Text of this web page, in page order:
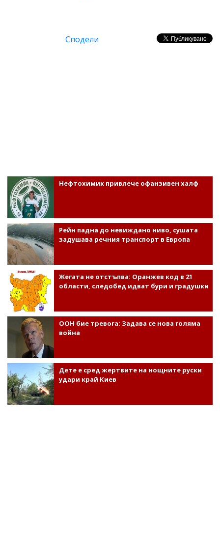
Сподели
Нефтохимик привлече офанзивен халф
Рейн падна до невиждано ниво, сушата
задушава речния транспорт в Европа
Жегата не отстъпва: Оранжев код в 21
области, следобед идват бури и градушки
ООН бие тревога: Задава се нова голяма
война
Дете е сред жертвите на нощните руски
удари край Киев